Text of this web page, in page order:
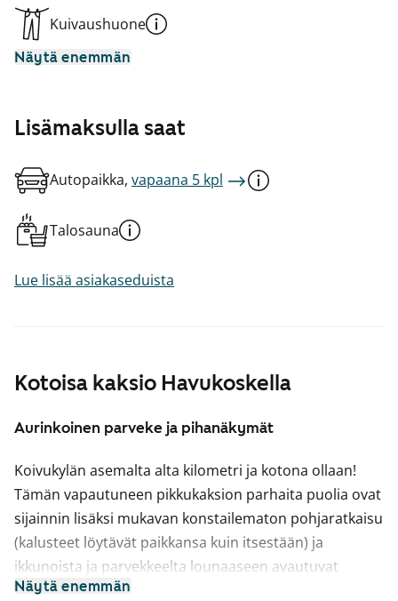
Kotoisa kaksio Havukoskella
Aurinkoinen parveke ja pihanäkymät
Koivukylän asemalta alta kilometri ja kotona ollaan!
Tämän vapautuneen pikkukaksion parhaita puolia ovat
sijainnin lisäksi mukavan konstailematon pohjaratkaisu
(kalusteet löytävät paikkansa kuin itsestään) ja
ikkunoista ja parvekkeelta lounaaseen avautuvat
pihanäkymät.
Näytä enemmän
Kuivaushuone
Näytä enemmän
Lisämaksulla saat
Autopaikka, vapaana 5 kpl
Talosauna
Lue lisää asiakaseduista